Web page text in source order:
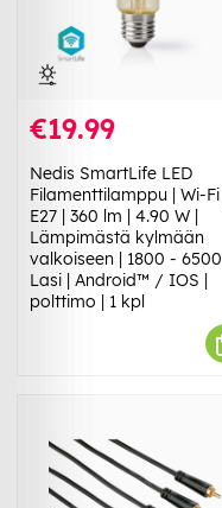
€19.99
Nedis SmartLife LED
Filamenttilamppu | Wi-Fi |
E27 | 360 lm | 4.90 W |
Lämpimästä kylmään
valkoiseen | 1800 - 6500 |
Lasi | Android™ / IOS |
polttimo | 1 kpl